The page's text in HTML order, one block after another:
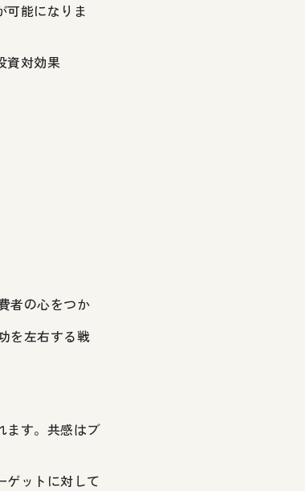
可能になりま
資対効果
者の心をつか
を左右する戦
ます。共感はブ
ゲットに対して